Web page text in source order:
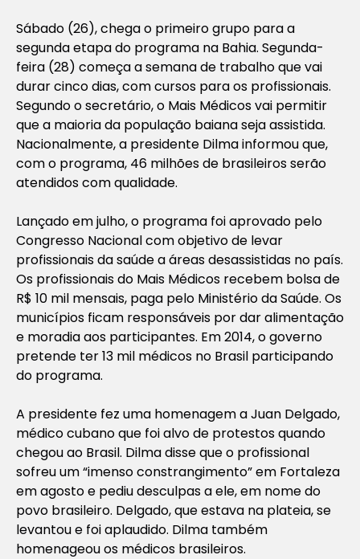
Sábado (26), chega o primeiro grupo para a
segunda etapa do programa na Bahia. Segunda-
feira (28) começa a semana de trabalho que vai
durar cinco dias, com cursos para os profissionais.
Segundo o secretário, o Mais Médicos vai permitir
que a maioria da população baiana seja assistida.
Nacionalmente, a presidente Dilma informou que,
com o programa, 46 milhões de brasileiros serão
atendidos com qualidade.
Lançado em julho, o programa foi aprovado pelo
Congresso Nacional com objetivo de levar
profissionais da saúde a áreas desassistidas no país.
Os profissionais do Mais Médicos recebem bolsa de
R$ 10 mil mensais, paga pelo Ministério da Saúde. Os
municípios ficam responsáveis por dar alimentação
e moradia aos participantes. Em 2014, o governo
pretende ter 13 mil médicos no Brasil participando
do programa.
A presidente fez uma homenagem a Juan Delgado,
médico cubano que foi alvo de protestos quando
chegou ao Brasil. Dilma disse que o profissional
sofreu um “imenso constrangimento” em Fortaleza
em agosto e pediu desculpas a ele, em nome do
povo brasileiro. Delgado, que estava na plateia, se
levantou e foi aplaudido. Dilma também
homenageou os médicos brasileiros.